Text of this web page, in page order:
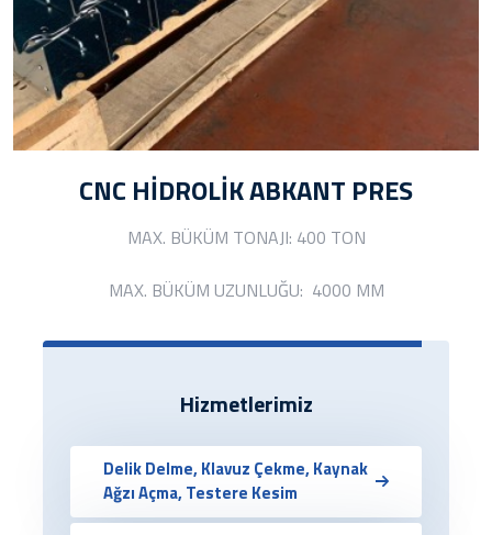
Hizmetlerimiz
Delik Delme, Klavuz Çekme, Kaynak
Ağzı Açma, Testere Kesim
CNC HİDROLİK ABKANT PRES
MAX. BÜKÜM TONAJI: 400 TON
MAX. BÜKÜM UZUNLUĞU: 4000 MM